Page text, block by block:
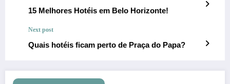
15 Melhores Hotéis em Belo Horizonte!
Next post
Quais hotéis ficam perto de Praça do Papa?